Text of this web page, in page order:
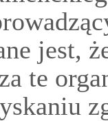
jest,
te